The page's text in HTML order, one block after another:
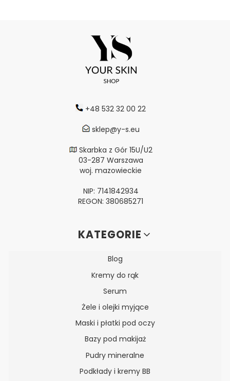
+48 532 32 00 22
sklep@y-s.eu
Skarbka z Gór 15U/U2
03-287 Warszawa
woj. mazowieckie
NIP: 7141842934
REGON: 380685271
Linki w stopceKATEGORIE
Blog
Kremy do rąk
Serum
Żele i olejki myjące
Maski i płatki pod oczy
Bazy pod makijaż
Pudry mineralne
Podkłady i kremy BB